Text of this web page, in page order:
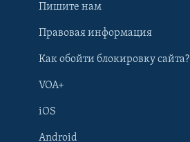
Пишите нам
Правовая информация
Как обойти блокировку сайта?
VOA+
iOS
Android